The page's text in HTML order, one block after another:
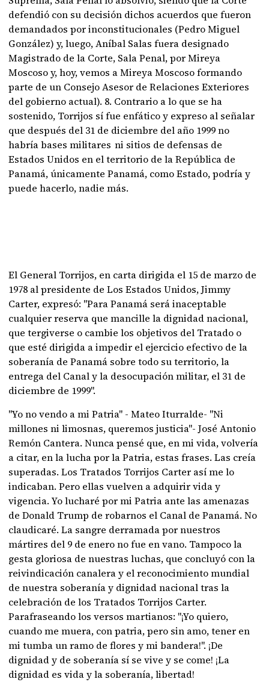
defendió con su decisión dichos acuerdos que fueron
demandados por inconstitucionales (Pedro Miguel
González) y, luego, Aníbal Salas fuera designado
Magistrado de la Corte, Sala Penal, por Mireya
Moscoso y, hoy, vemos a Mireya Moscoso formando
parte de un Consejo Asesor de Relaciones Exteriores
del gobierno actual). 8. Contrario a lo que se ha
sostenido, Torrijos sí fue enfático y expreso al señalar
que después del 31 de diciembre del año 1999 no
habría bases militares ni sitios de defensas de
Estados Unidos en el territorio de la República de
Panamá, únicamente Panamá, como Estado, podría y
puede hacerlo, nadie más.
El General Torrijos, en carta dirigida el 15 de marzo de
1978 al presidente de Los Estados Unidos, Jimmy
Carter, expresó: "Para Panamá será inaceptable
cualquier reserva que mancille la dignidad nacional,
que tergiverse o cambie los objetivos del Tratado o
que esté dirigida a impedir el ejercicio efectivo de la
soberanía de Panamá sobre todo su territorio, la
entrega del Canal y la desocupación militar, el 31 de
diciembre de 1999".
"Yo no vendo a mi Patria" - Mateo Iturralde- "Ni
millones ni limosnas, queremos justicia"- José Antonio
Remón Cantera. Nunca pensé que, en mi vida, volvería
a citar, en la lucha por la Patria, estas frases. Las creía
superadas. Los Tratados Torrijos Carter así me lo
indicaban. Pero ellas vuelven a adquirir vida y
vigencia. Yo lucharé por mi Patria ante las amenazas
de Donald Trump de robarnos el Canal de Panamá. No
claudicaré. La sangre derramada por nuestros
mártires del 9 de enero no fue en vano. Tampoco la
gesta gloriosa de nuestras luchas, que concluyó con la
reivindicación canalera y el reconocimiento mundial
de nuestra soberanía y dignidad nacional tras la
celebración de los Tratados Torrijos Carter.
Parafraseando los versos martianos: "¡Yo quiero,
cuando me muera, con patria, pero sin amo, tener en
mi tumba un ramo de flores y mi bandera!". ¡De
dignidad y de soberanía sí se vive y se come! ¡La
dignidad es vida y la soberanía, libertad!